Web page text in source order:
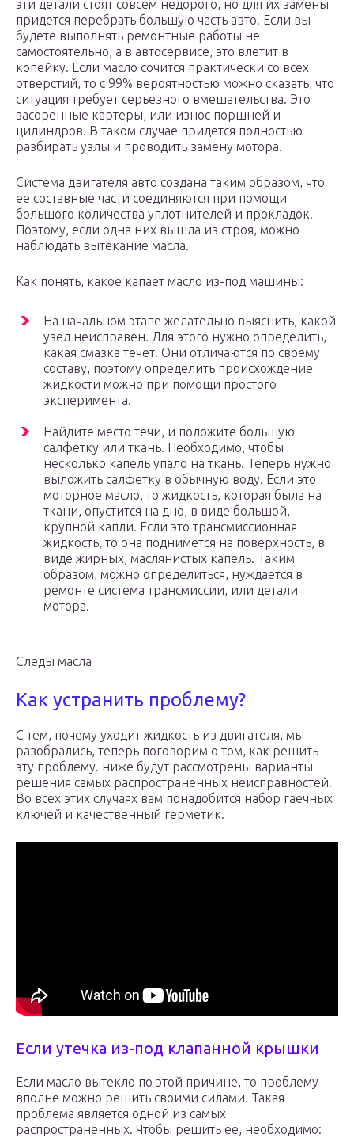
эти детали стоят совсем недорого, но для их замены
придется перебрать большую часть авто. Если вы
будете выполнять ремонтные работы не
самостоятельно, а в автосервисе, это влетит в
копейку. Если масло сочится практически со всех
отверстий, то с 99% вероятностью можно сказать, что
ситуация требует серьезного вмешательства. Это
засоренные картеры, или износ поршней и
цилиндров. В таком случае придется полностью
разбирать узлы и проводить замену мотора.
Система двигателя авто создана таким образом, что
ее составные части соединяются при помощи
большого количества уплотнителей и прокладок.
Поэтому, если одна них вышла из строя, можно
наблюдать вытекание масла.
Как понять, какое капает масло из-под машины:
На начальном этапе желательно выяснить, какой
узел неисправен. Для этого нужно определить,
какая смазка течет. Они отличаются по своему
составу, поэтому определить происхождение
жидкости можно при помощи простого
эксперимента.
Найдите место течи, и положите большую
салфетку или ткань. Необходимо, чтобы
несколько капель упало на ткань. Теперь нужно
выложить салфетку в обычную воду. Если это
моторное масло, то жидкость, которая была на
ткани, опустится на дно, в виде большой,
крупной капли. Если это трансмиссионная
жидкость, то она поднимется на поверхность, в
виде жирных, маслянистых капель. Таким
образом, можно определиться, нуждается в
ремонте система трансмиссии, или детали
мотора.
Следы масла
Как устранить проблему?
С тем, почему уходит жидкость из двигателя, мы
разобрались, теперь поговорим о том, как решить
эту проблему. ниже будут рассмотрены варианты
решения самых распространенных неисправностей.
Во всех этих случаях вам понадобится набор гаечных
ключей и качественный герметик.
Если утечка из-под клапанной крышки
Если масло вытекло по этой причине, то проблему
вполне можно решить своими силами. Такая
проблема является одной из самых
распространенных. Чтобы решить ее, необходимо: